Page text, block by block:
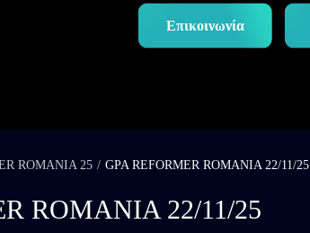
Επικοινωνία
ROMANIA 25 / GPA REFORMER ROMANIA 22/11/25
ROMANIA 22/11/25